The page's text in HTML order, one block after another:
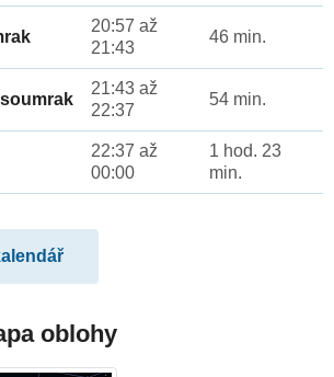
20:57 až
21:43
46 min.
21:43 až
22:37
54 min.
22:37 až
00:00
1 hod. 23
min.
oblohy